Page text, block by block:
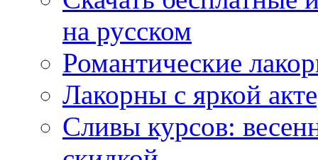
на русском
Романтические
Лакорны с яркой
Сливы курсов: